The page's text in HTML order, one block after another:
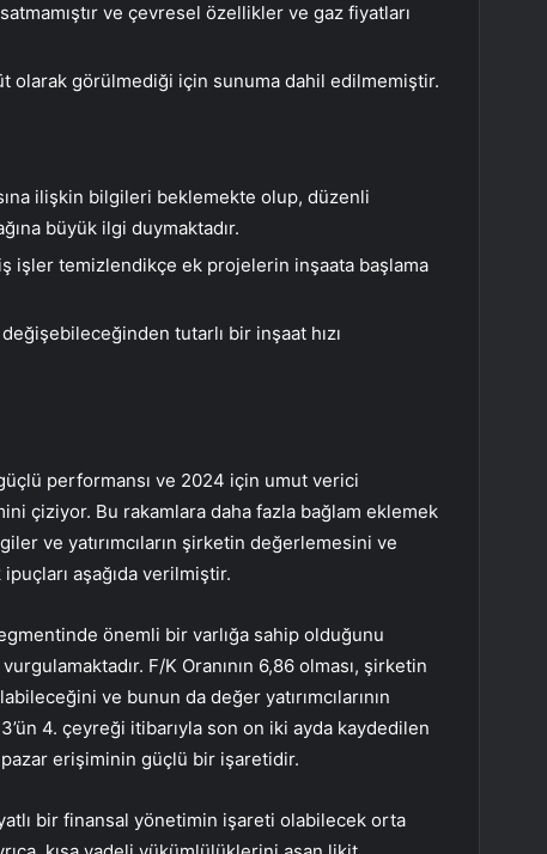
ve çevresel özellikler ve gaz fiyatları
olarak görülmediği için sunuma dahil edilmemiştir.
ilişkin bilgileri beklemekte olup, düzenli
büyük ilgi duymaktadır.
işler temizlendikçe ek projelerin inşaata başlama
tutarlı bir inşaat hızı
performansı ve 2024 için umut verici
çiziyor. Bu rakamlara daha fazla bağlam eklemek
ve yatırımcıların şirketin değerlemesini ve
ipuçları aşağıda verilmiştir.
önemli bir varlığa sahip olduğunu
F/K Oranının 6,86 olması, şirketin
ve bunun da değer yatırımcılarının
4. çeyreği itibarıyla son on iki ayda kaydedilen
pazar erişiminin güçlü bir işaretidir.
bir finansal yönetimin işareti olabilecek orta